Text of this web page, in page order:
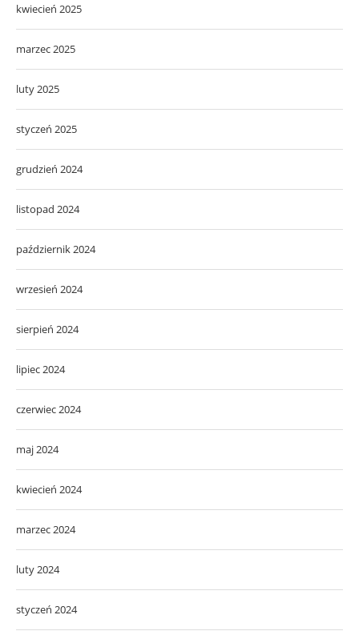
kwiecień 2025
marzec 2025
luty 2025
styczeń 2025
grudzień 2024
listopad 2024
październik 2024
wrzesień 2024
sierpień 2024
lipiec 2024
czerwiec 2024
maj 2024
kwiecień 2024
marzec 2024
luty 2024
styczeń 2024